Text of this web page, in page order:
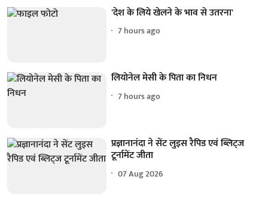
'देश के लिये खेलने के भाव से उतरना'
7 hours ago
लियोनेल मेसी के पिता का निधन
7 hours ago
प्रज्ञानानंदा ने सेंट लुइस रैपिड एवं ब्लिट्ज
टूर्नामेंट जीता
07 Aug 2026